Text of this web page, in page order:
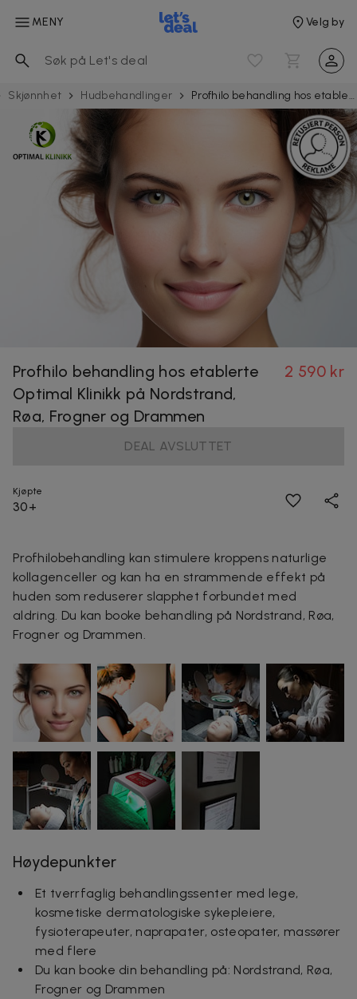
MENY Velg by
Skjønnhet Hudbehandlinger Profhilo behandling hos etablerte Optimal Klinikk på Nordstrand, Røa, Frogner og Drammen
Profhilo behandling hos etablerte
Optimal Klinikk på Nordstrand,
Røa, Frogner og Drammen
2 590 kr
DEAL AVSLUTTET
Kjøpte
30+
Profhilobehandling kan stimulere kroppens naturlige
kollagenceller og kan ha en strammende effekt på
huden som reduserer slapphet forbundet med
aldring. Du kan booke behandling på Nordstrand, Røa,
Frogner og Drammen.
Høydepunkter
Et tverrfaglig behandlingssenter med lege,
kosmetiske dermatologiske sykepleiere,
fysioterapeuter, naprapater, osteopater, massører
med flere
Du kan booke din behandling på: Nordstrand, Røa,
Frogner og Drammen